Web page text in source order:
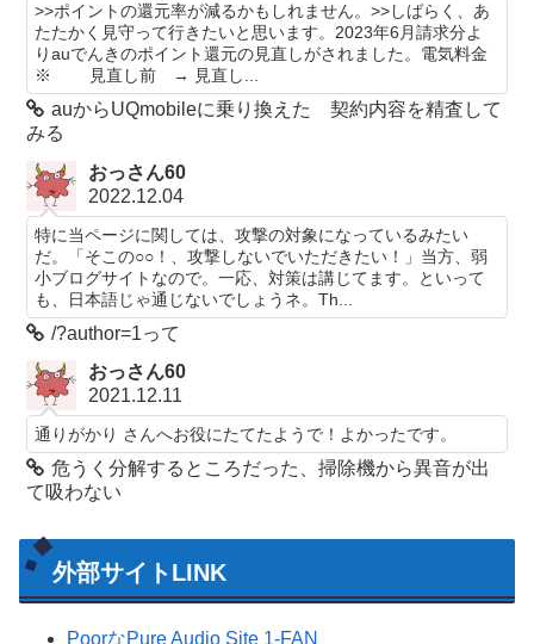
>>ポイントの還元率が減るかもしれません。>>しばらく、あ
たたかく見守って行きたいと思います。2023年6月請求分よ
りauでんきのポイント還元の見直しがされました。電気料金
※ 見直し前 → 見直し...
auからUQmobileに乗り換えた 契約内容を精査して
みる
おっさん60
2022.12.04
特に当ページに関しては、攻撃の対象になっているみたい
だ。「そこの○○！、攻撃しないでいただきたい！」当方、弱
小ブログサイトなので。一応、対策は講じてます。といって
も、日本語じゃ通じないでしょうネ。Th...
/?author=1って
おっさん60
2021.12.11
通りがかり さんへお役にたてたようで！よかったです。
危うく分解するところだった、掃除機から異音が出
て吸わない
外部サイトLINK
PoorなPure Audio Site 1-FAN